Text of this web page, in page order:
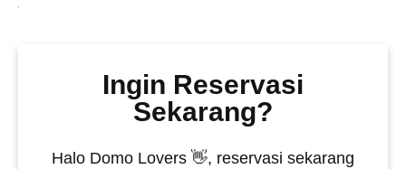
Ingin Reservasi
Sekarang?
Halo Domo Lovers 👋, reservasi sekarang